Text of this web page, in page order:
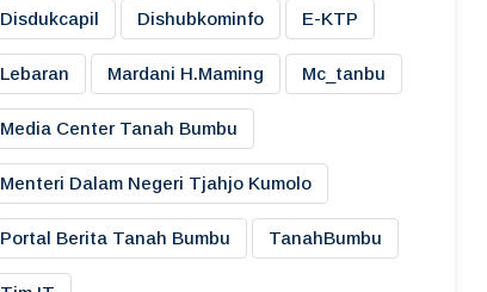
Disdukcapil Dishubkominfo E-KTP
Lebaran Mardani H.maming Mc_tanbu
Media Center Tanah Bumbu
Menteri Dalam Negeri Tjahjo Kumolo
Portal Berita Tanah Bumbu TanahBumbu